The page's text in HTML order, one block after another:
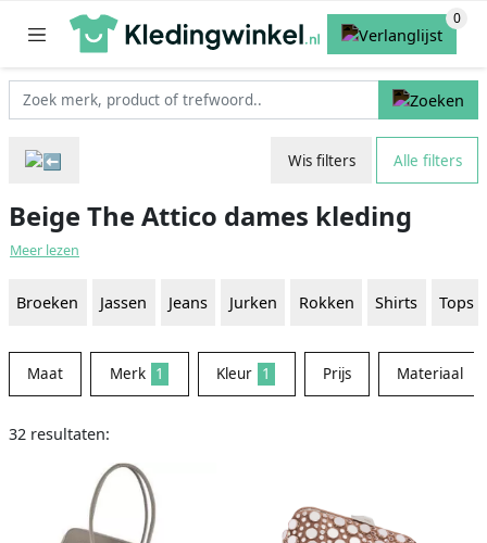
Wis filters Alle filters
Beige The Attico dames kleding
Meer lezen
Broeken Jassen Jeans Jurken Rokken Shirts Tops
Maat Merk 1 Kleur 1 Prijs Materiaal
32 resultaten: